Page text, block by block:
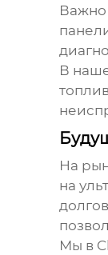
Важно
В
На
на
Мы в